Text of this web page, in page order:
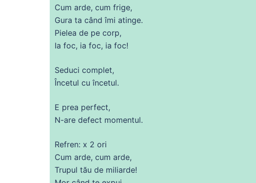
Cum arde, cum frige,
Gura ta când îmi atinge.
Pielea de pe corp,
Ia foc, ia foc, ia foc!
Seduci complet,
Încetul cu încetul.
E prea perfect,
N-are defect momentul.
Refren: x 2 ori
Cum arde, cum arde,
Trupul tău de miliarde!